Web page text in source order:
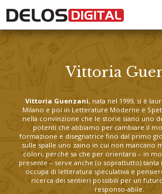
Vittoria
Vittoria Guenzani, nata nel 1999, si è
Milano e poi in Letterature Moderne e
nella convinzione che le storie siano uno
potenti che abbiamo per cambiare il
formazione e disegnatrice fino dal primo
sulle spalle uno zaino in cui non mancano
colori, perché sa che per orientarsi – in
presente – serve anche (o soprattutto) tanta
occupa di letteratura speculativa e
ricerca dei sentieri possibili per un
responso-abile.